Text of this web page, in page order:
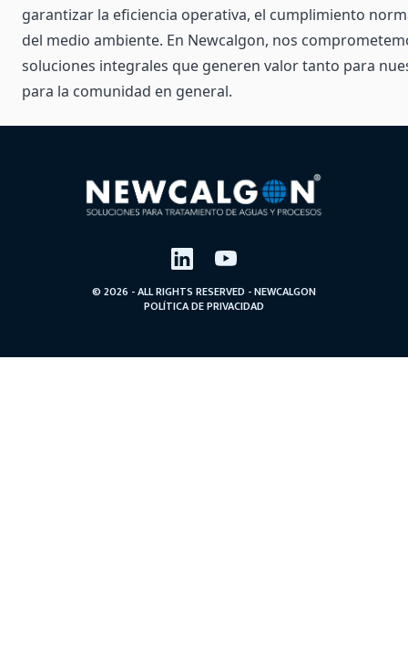
garantizar la eficiencia operativa, el cumplimiento
del medio ambiente. En Newcalgon, nos
soluciones integrales que generen valor tanto para
para la comunidad en general.
Your Company
LinkedInYouTube
© 2026 - ALL RIGHTS RESERVED - NEWCALGON
POLÍTICA DE PRIVACIDAD